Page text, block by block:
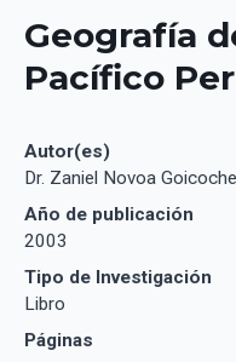
Geografía
Pacífico
Autor(es)
Dr. Zaniel Novoa
Año de publicación
2003
Tipo de Investigación
Libro
Páginas